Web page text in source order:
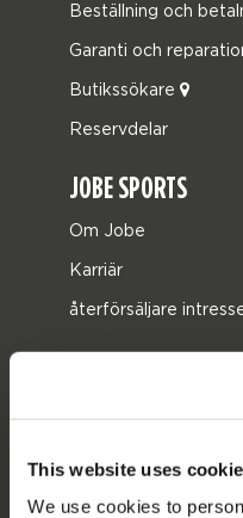
This website uses
We use cookies to
Beställning och
Garanti och
Butikssökare
Reservdelar
JOBE SPORTS
Om Jobe
Karriär
återförsäljare
Funtubes
Foil